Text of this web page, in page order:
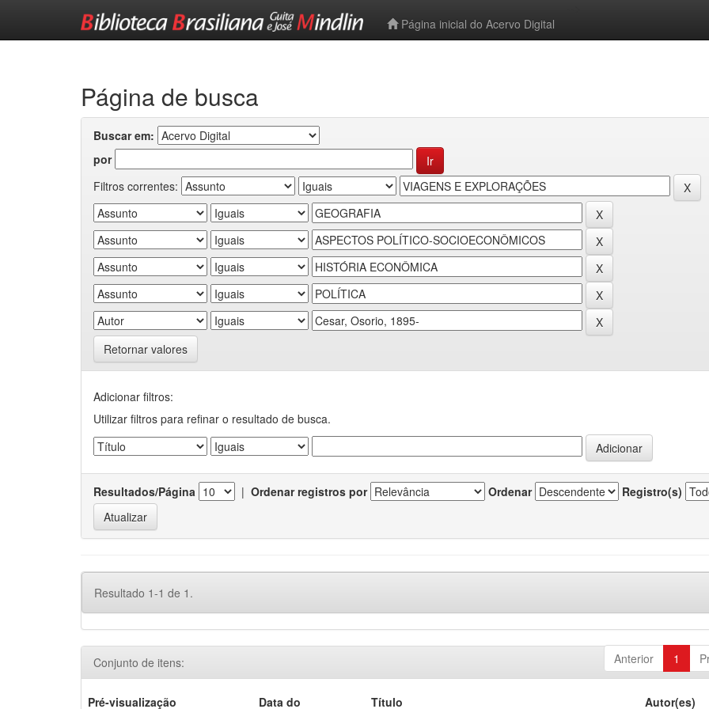
Página inicial do Acervo Digital
Página de busca
Buscar em:
por
Filtros correntes:
Retornar valores
Adicionar filtros:
Utilizar filtros para refinar o resultado de busca.
Resultados/Página | Ordenar registros por Ordenar Registro(s)
Resultado 1-1 de 1.
Anterior 1
Conjunto de itens:
Pré-visualização Data do Título Autor(es)